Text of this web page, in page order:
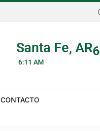
Santa Fe, AR
6:11 AM
6
CONTACTO